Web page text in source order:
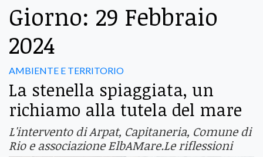
Giorno: 29 Febbraio
2024
AMBIENTE E TERRITORIO
La stenella spiaggiata, un
richiamo alla tutela del mare
L'intervento di Arpat, Capitaneria, Comune di
Rio e associazione ElbAMare.Le riflessioni